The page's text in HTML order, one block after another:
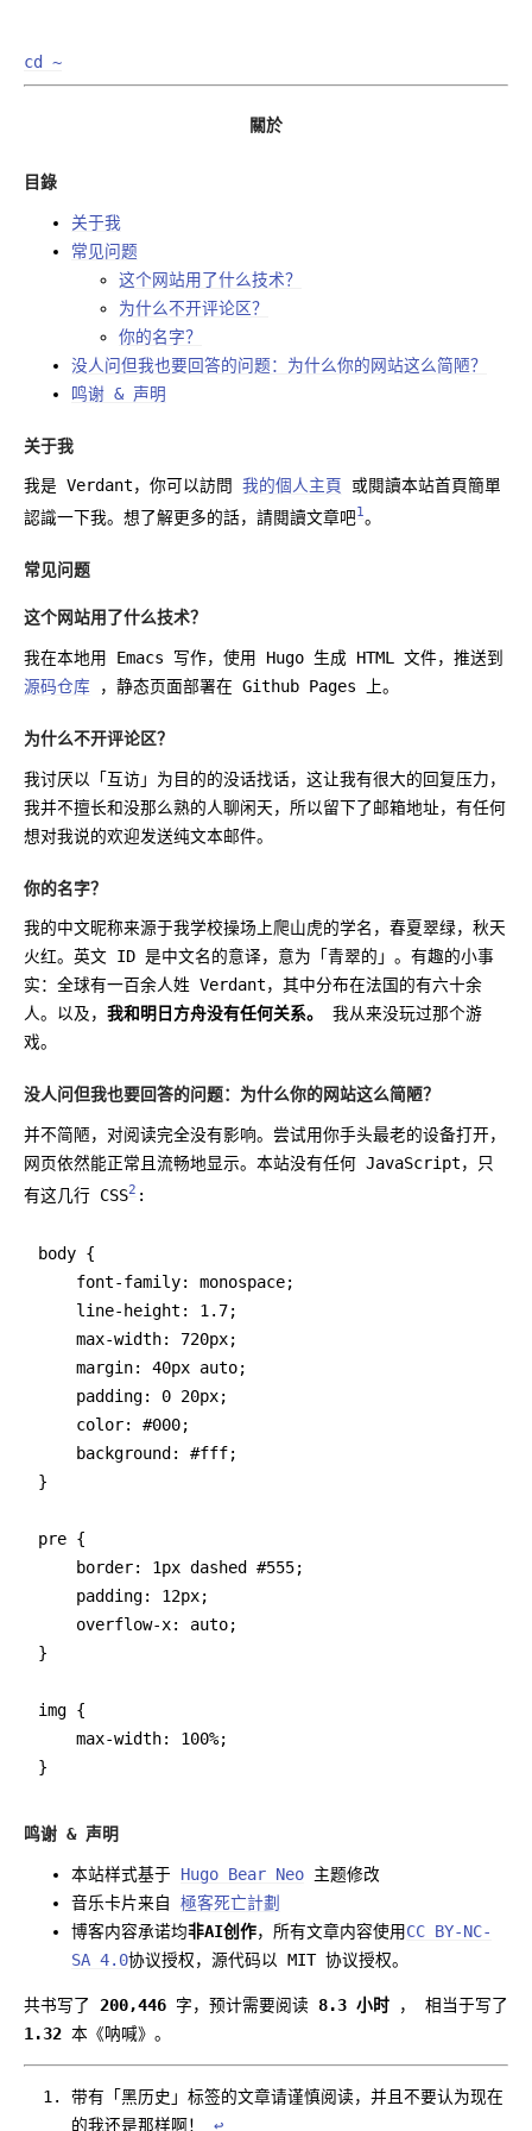
cd ~
關於
目錄
关于我
常见问题
这个网站用了什么技术？
为什么不开评论区？
你的名字？
没人问但我也要回答的问题：为什么你的网站这么简陋？
鸣谢 & 声明
关于我
我是 Verdant，你可以訪問 我的個人主頁 或閱讀本站首頁簡單
認識一下我。想了解更多的話，請閱讀文章吧1。
常见问题
这个网站用了什么技术？
我在本地用 Emacs 写作，使用 Hugo 生成 HTML 文件，推送到
源码仓库 ，静态页面部署在 Github Pages 上。
为什么不开评论区？
我讨厌以「互访」为目的的没话找话，这让我有很大的回复压力，
我并不擅长和没那么熟的人聊闲天，所以留下了邮箱地址，有任何
想对我说的欢迎发送纯文本邮件。
你的名字？
我的中文昵称来源于我学校操场上爬山虎的学名，春夏翠绿，秋天
火红。英文 ID 是中文名的意译，意为「青翠的」。有趣的小事
实：全球有一百余人姓 Verdant，其中分布在法国的有六十余
人。以及， 我和明日方舟没有任何关系。
我从来没玩过那个游
戏。
没人问但我也要回答的问题：为什么你的网站这么简陋？
并不简陋，对阅读完全没有影响。尝试用你手头最老的设备打开，
网页依然能正常且流畅地显示。本站没有任何 JavaScript，只
有这几行 CSS2 :
body {
    font-family: monospace;
    line-height: 1.7;
    max-width: 720px;
    margin: 40px auto;
    padding: 0 20px;
    color: #000;
    background: #fff;
}
pre {
    border: 1px dashed #555;
    padding: 12px;
    overflow-x: auto;
}
img {
    max-width: 100%;
鸣谢 & 声明
本站样式基于 Hugo Bear Neo 主题修改
音乐卡片来自 極客死亡計劃
博客内容承诺均非AI创作，所有文章内容使用CC BY-NC-
SA 4.0协议授权，源代码以 MIT 协议授权。
共书写了 200,446 字，预计需要阅读 8.3 小时 ， 相当于写了
1.32 本《呐喊》。
带有「黑历史」标签的文章请谨慎阅读，并且不要认为现在
的我还是那样啊！ ↩︎